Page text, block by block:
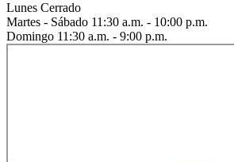
Lunes Cerrado
Martes - Sábado 11:30 a.m. - 10:00 p.m.
Domingo 11:30 a.m. - 9:00 p.m.